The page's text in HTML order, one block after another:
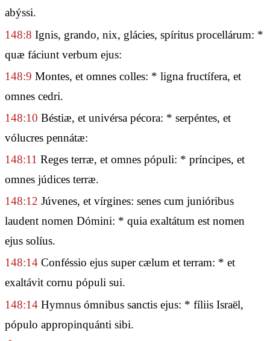
abýssi.
148:8 Ignis, grando, nix, glácies, spíritus procellárum: *
quæ fáciunt verbum ejus:
148:9 Montes, et omnes colles: * ligna fructífera, et
omnes cedri.
148:10 Béstiæ, et univérsa pécora: * serpéntes, et
vólucres pennátæ:
148:11 Reges terræ, et omnes pópuli: * príncipes, et
omnes júdices terræ.
148:12 Júvenes, et vírgines: senes cum junióribus
laudent nomen Dómini: * quia exaltátum est nomen
ejus solíus.
148:14 Conféssio ejus super cælum et terram: * et
exaltávit cornu pópuli sui.
148:14 Hymnus ómnibus sanctis ejus: * fíliis Israël,
pópulo appropinquánti sibi.